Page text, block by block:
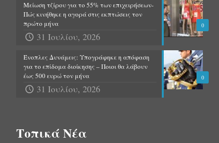
0
Μείωση τζίρου για το 55% των επιχειρήσεων-
Πώς κινήθηκε η αγορά στις εκπτώσεις τον
πρώτο μήνα
31 Ιουλίου, 2026
0
Ένοπλες Δυνάμεις: Υπογράφηκε η απόφαση
για το επίδομα διοίκησης – Ποιοι θα λάβουν
έως 500 ευρώ τον μήνα
31 Ιουλίου, 2026
Τοπικά Νέα